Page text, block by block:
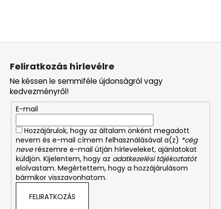
L
Feliratkozás hírlevélre
Ne késsen le semmiféle újdonságról vagy
kedvezményről!
E-mail
Hozzájárulok, hogy az általam önként megadott
nevem és e-mail címem felhasználásával a(z) *cég
neverészemre e-mail útján hírleveleket, ajánlatokat
küldjön. Kijelentem, hogy az adatkezelési tájékoztatót
elolvastam. Megértettem, hogy a hozzájárulásom
bármikor visszavonhatom.
FELIRATKOZÁS